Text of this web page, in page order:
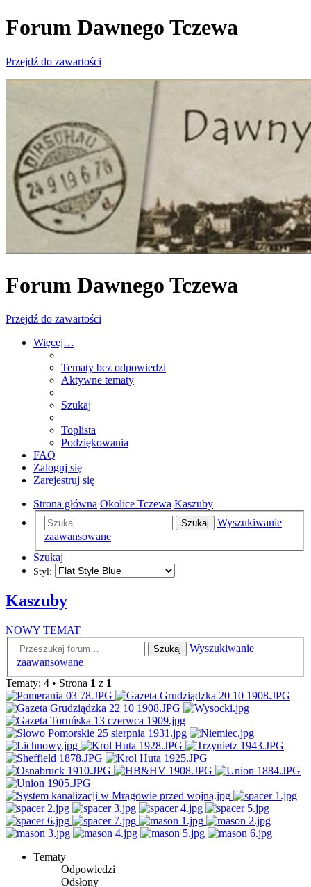
Forum Dawnego Tczewa
Przejdź do zawartości
Forum Dawnego Tczewa
Przejdź do zawartości
Więcej…
Tematy bez odpowiedzi
Aktywne tematy
Szukaj
Toplista
Podziękowania
FAQ
Zaloguj się
Zarejestruj się
Strona główna Okolice Tczewa Kaszuby
Szukaj
Wyszukiwanie
zaawansowane
Szukaj
Styl:
Kaszuby
NOWY TEMAT
Szukaj
Wyszukiwanie
zaawansowane
Tematy: 4 • Strona 1 z 1
Tematy
Odpowiedzi
Odsłony